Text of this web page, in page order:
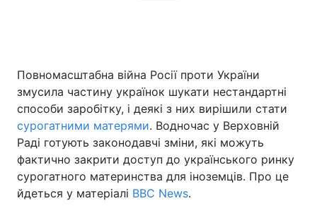
Повномасштабна війна Росії проти України
змусила частину українок шукати нестандартні
способи заробітку, і деякі з них вирішили стати
сурогатними матерями. Водночас у Верховній
Раді готують законодавчі зміни, які можуть
фактично закрити доступ до українського ринку
сурогатного материнства для іноземців. Про це
йдеться у матеріалі BBC News.